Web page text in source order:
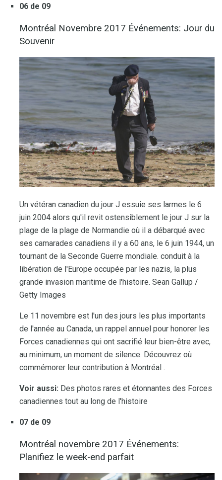
06 de 09
Montréal Novembre 2017 Événements: Jour du
Souvenir
Un vétéran canadien du jour J essuie ses larmes le 6
juin 2004 alors qu'il revit ostensiblement le jour J sur la
plage de la plage de Normandie où il a débarqué avec
ses camarades canadiens il y a 60 ans, le 6 juin 1944, un
tournant de la Seconde Guerre mondiale. conduit à la
libération de l'Europe occupée par les nazis, la plus
grande invasion maritime de l'histoire. Sean Gallup /
Getty Images
Le 11 novembre est l'un des jours les plus importants
de l'année au Canada, un rappel annuel pour honorer les
Forces canadiennes qui ont sacrifié leur bien-être avec,
au minimum, un moment de silence. Découvrez où
commémorer leur contribution à Montréal .
Voir aussi: Des photos rares et étonnantes des Forces
canadiennes tout au long de l'histoire
07 de 09
Montréal novembre 2017 Événements:
Planifiez le week-end parfait